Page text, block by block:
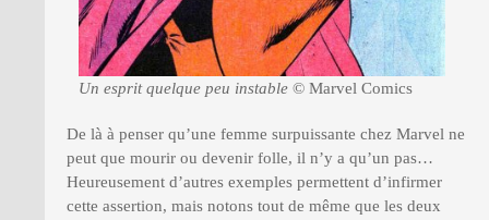
Un esprit quelque peu instable© Marvel Comics
De là à penser qu’une femme surpuissante chez Marvel ne
peut que mourir ou devenir folle, il n’y a qu’un pas…
Heureusement d’autres exemples permettent d’infirmer
cette assertion, mais notons tout de même que les deux